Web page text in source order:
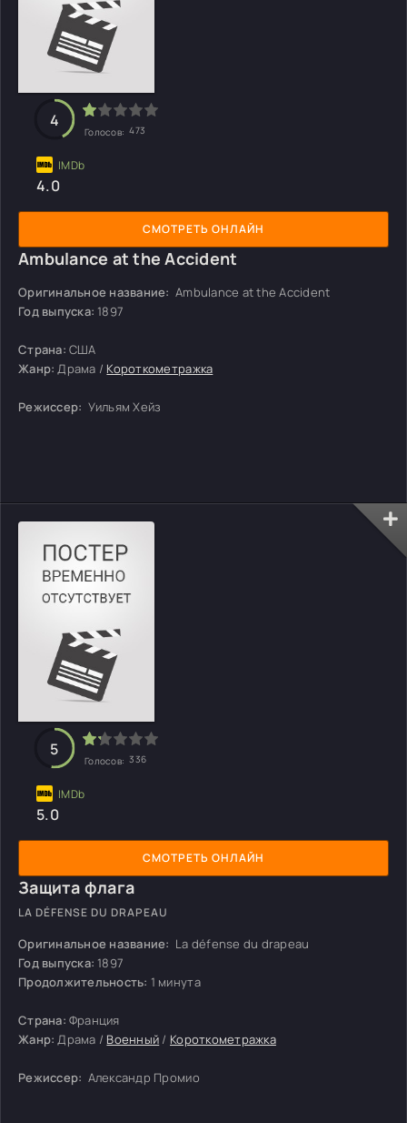
Ambulance at the Accident
Оригинальное название: Ambulance at the Accident
Год выпуска: 1897
Страна: США
Жанр: Драма / Короткометражка
Режиссер: Уильям Хейз
СМОТРЕТЬ ОНЛАЙН
4
Голосов: 473
4.0
Защита флага
LA DÉFENSE DU DRAPEAU
Оригинальное название: La défense du drapeau
Год выпуска: 1897
Продолжительность: 1 минута
Страна: Франция
Жанр: Драма / Военный / Короткометражка
Режиссер: Александр Промио
СМОТРЕТЬ ОНЛАЙН
5
Голосов: 336
5.0